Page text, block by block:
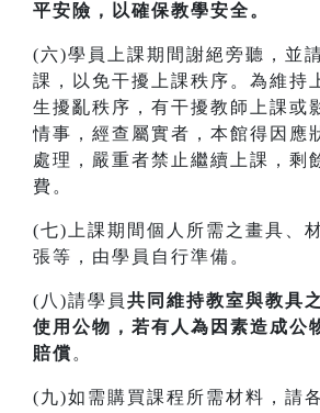
平安險，以確保教學安全。
(六)學員上課期間謝絕旁聽，並
課，以免干擾上課秩序。為維持
生擾亂秩序，有干擾教師上課或
情事，經查屬實者，本館得因應
處理，嚴重者禁止繼續上課，剩
費。
(七)上課期間個人所需之畫具、
張等，由學員自行準備。
(八)請學員 共同維持教室與教具
使用公物，若有人為因素造成公
賠償。
(九)如需購買課程所需材料，請